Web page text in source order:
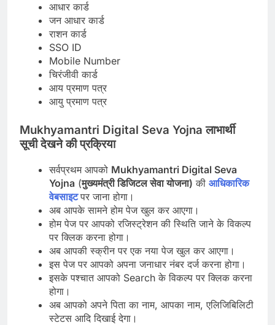
आधार कार्ड
जन आधार कार्ड
राशन कार्ड
SSO ID
Mobile Number
चिरंजीवी कार्ड
आय प्रमाण पत्र
आयु प्रमाण पत्र
Mukhyamantri Digital Seva Yojna लाभार्थी
सूची देखने की प्रक्रिया
सर्वप्रथम आपको Mukhyamantri Digital Seva
Yojna (मुख्यमंत्री डिजिटल सेवा योजना) की आधिकारिक
वेबसाइट पर जाना होगा।
अब आपके सामने होम पेज खुल कर आएगा।
होम पेज पर आपको रजिस्ट्रेशन की स्थिति जाने के विकल्प
पर क्लिक करना होगा।
अब आपकी स्क्रीन पर एक नया पेज खुल कर आएगा।
इस पेज पर आपको अपना जनाधार नंबर दर्ज करना होगा।
इसके पश्चात आपको Search के विकल्प पर क्लिक करना
होगा।
अब आपको अपने पिता का नाम, आपका नाम, एलिजिबिलिटी
स्टेटस आदि दिखाई देगा।